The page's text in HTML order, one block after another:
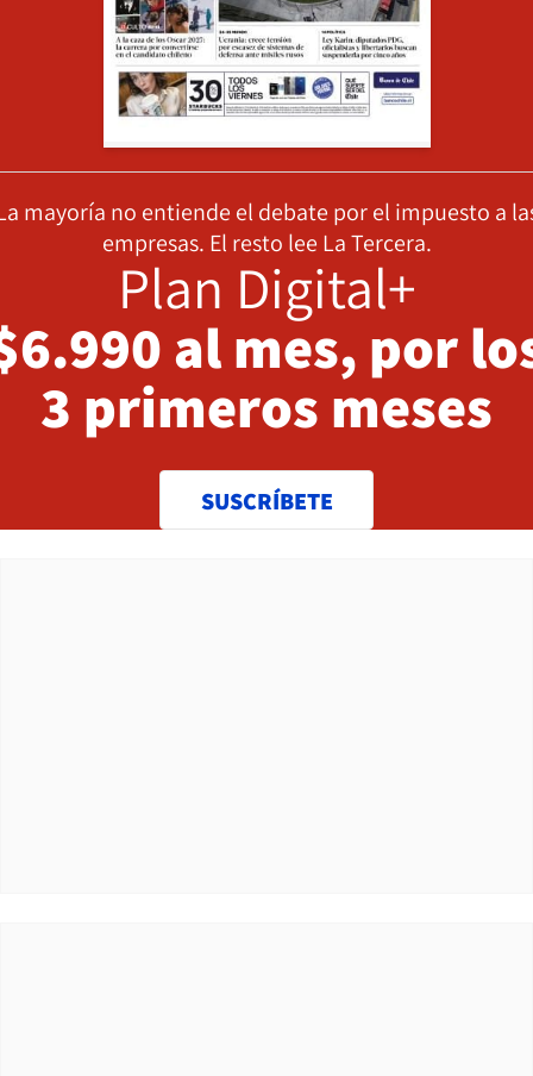
mayoría no entiende el debate por el impuesto a
empresas. El resto lee La Tercera.
Plan Digital+
al mes, por
3 primeros meses
SUSCRÍBETE